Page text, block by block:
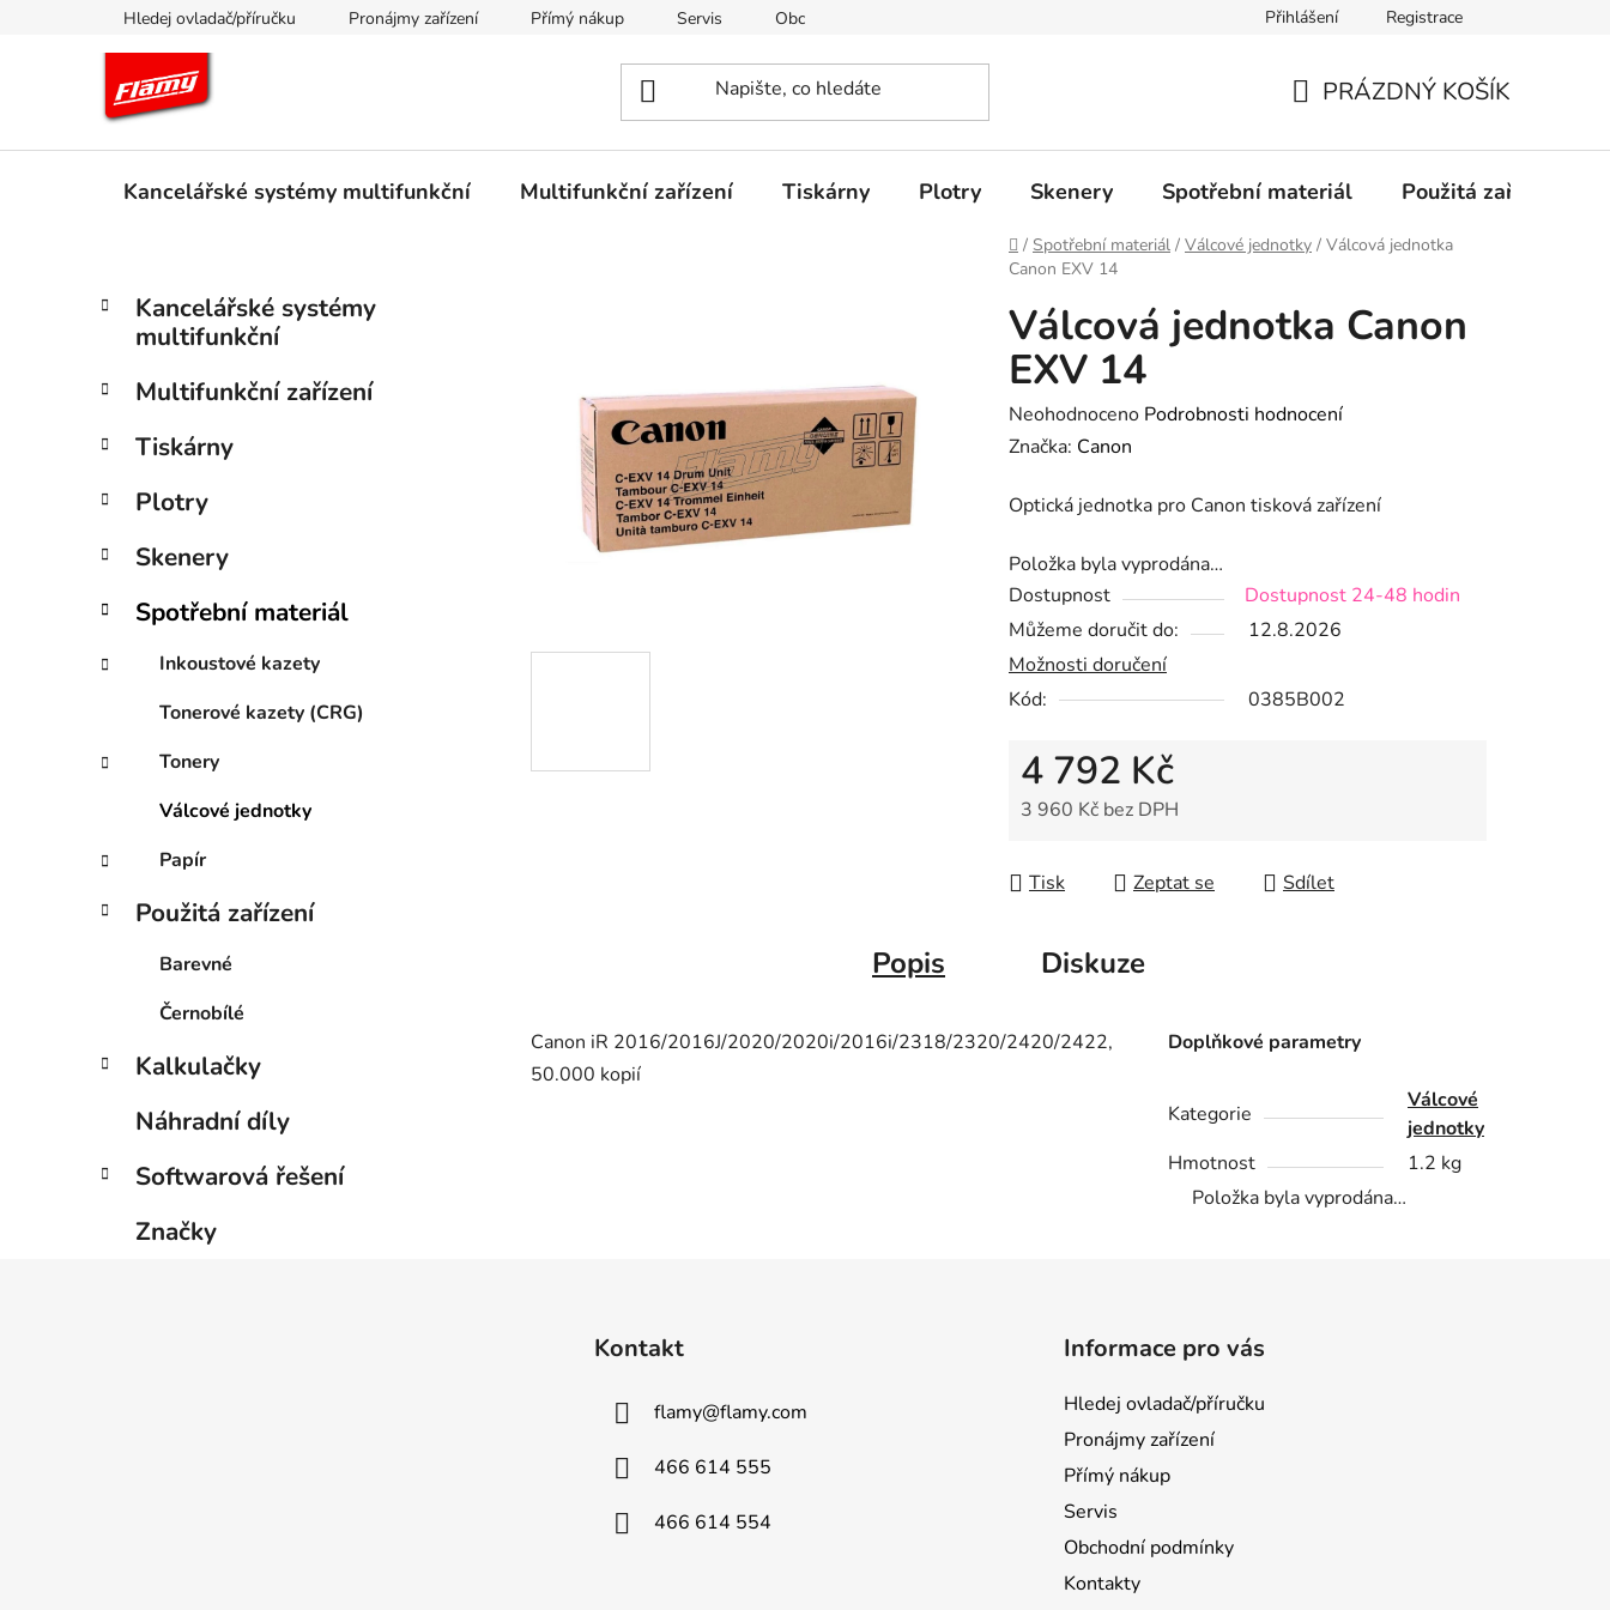
Hledej ovladač/příručku Pronájmy zařízení Přímý nákup Servis Obchodní podmínky Aktuality Ochrana osobních údajů
Přihlášení Registrace
KOŠÍK
PRÁZDNÝ KOŠÍK
Kancelářské systémy multifunkční Multifunkční zařízení Tiskárny Plotry Skenery Spotřební materiál Použitá zařízení
Domů
/ Spotřební materiál / Válcové jednotky / Válcová jednotka
Canon EXV 14
P
t
a
n
í
a
e
Přeskočit
kategorie
K
a
g
r
e
Kancelářské systémy
multifunkční
Multifunkční zařízení
Tiskárny
Plotry
Skenery
Spotřební materiál
Inkoustové kazety
Tonerové kazety (CRG)
Tonery
Válcové jednotky
Papír
Použitá zařízení
Barevné
Černobílé
Kalkulačky
Náhradní díly
Softwarová řešení
Značky
Válcová jednotka Canon
EXV 14
Průměrné
hodnocení
je
z
5
hvězdiček.
Neohodnoceno Podrobnosti hodnocení
Značka: Canon
Optická jednotka pro Canon tisková zařízení
Položka byla vyprodána…
Dostupnost
Dostupnost 24-48 hodin
Můžeme doručit do:
12.8.2026
Možnosti doručení
Kód:
0385B002
4 792 Kč
3 960 Kč bez DPH
Tisk
Zeptat se Sdílet
Popis Diskuze
Canon iR 2016/2016J/2020/2020i/2016i/2318/2320/2420/2422,
50.000 kopií
Doplňkové parametry
Kategorie
Válcové
jednotky
Hmotnost
1.2 kg
Položka byla vyprodána…
Kontakt
flamy@flamy.com
466 614 555
466 614 554
Informace pro vás
Hledej ovladač/příručku
Pronájmy zařízení
Přímý nákup
Servis
Obchodní podmínky
Kontakty